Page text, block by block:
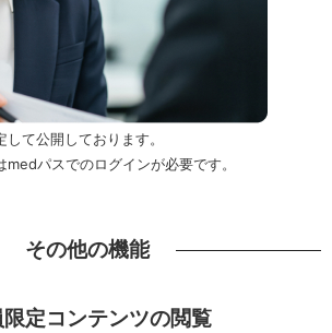
て公開しております。
パスでのログインが必要です。
その他の機能
定コンテンツの閲覧